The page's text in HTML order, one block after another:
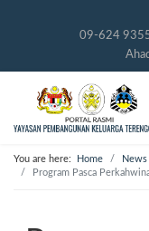
09-624
You are here: Home
Program Pasca